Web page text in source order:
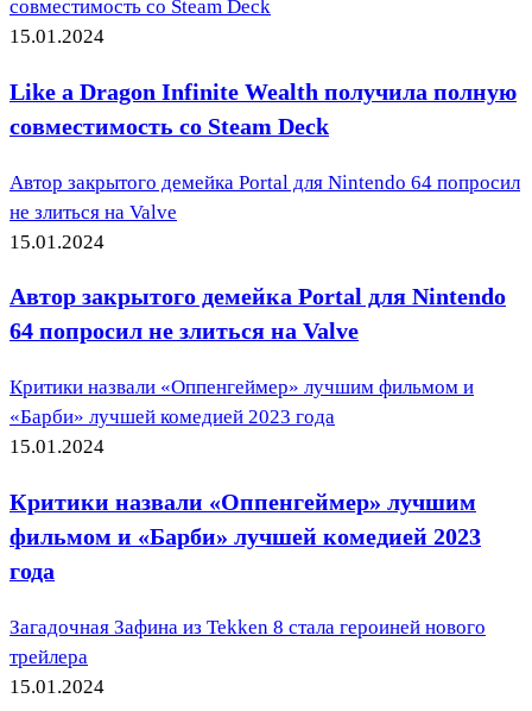
совместимость со Steam Deck
15.01.2024
Like a Dragon Infinite Wealth получила полную
совместимость со Steam Deck
Автор закрытого демейка Portal для Nintendo 64 попросил
не злиться на Valve
15.01.2024
Автор закрытого демейка Portal для Nintendo
64 попросил не злиться на Valve
Критики назвали «Оппенгеймер» лучшим фильмом и
«Барби» лучшей комедией 2023 года
15.01.2024
Критики назвали «Оппенгеймер» лучшим
фильмом и «Барби» лучшей комедией 2023
года
Загадочная Зафина из Tekken 8 стала героиней нового
трейлера
15.01.2024